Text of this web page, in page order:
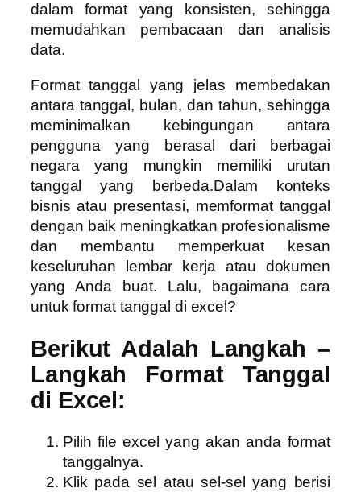
dalam format yang konsisten, sehingga
memudahkan pembacaan dan analisis
data.
Format tanggal yang jelas membedakan
antara tanggal, bulan, dan tahun, sehingga
meminimalkan kebingungan antara
pengguna yang berasal dari berbagai
negara yang mungkin memiliki urutan
tanggal yang berbeda.Dalam konteks
bisnis atau presentasi, memformat tanggal
dengan baik meningkatkan profesionalisme
dan membantu memperkuat kesan
keseluruhan lembar kerja atau dokumen
yang Anda buat. Lalu, bagaimana cara
untuk format tanggal di excel?
Berikut Adalah Langkah –
Langkah Format Tanggal
di Excel:
Pilih file excel yang akan anda format
tanggalnya.
Klik pada sel atau sel-sel yang berisi